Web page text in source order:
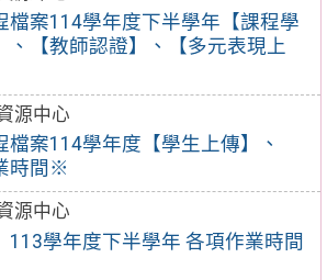
案114學年度下半學年【課程學
、【教師認證】、【多元表現上
源中心
案114學年度【學生上傳】、
時間※
源中心
113學年度下半學年 各項作業時間